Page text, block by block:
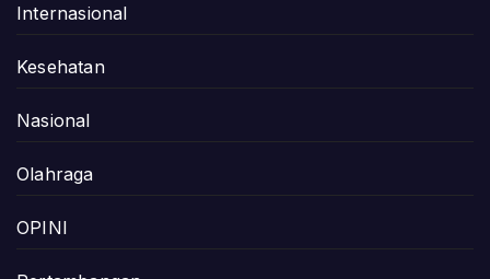
Internasional
Kesehatan
Nasional
Olahraga
OPINI